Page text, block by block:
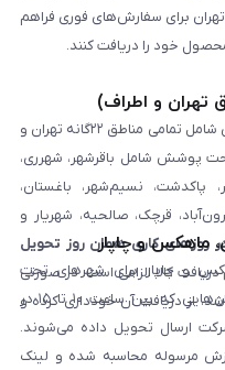
برای سفارش‌های فوری فراهم
خود را دریافت کنند.
تهران و اطراف)
ارسال از طریق پیک موتوری در گوشی آنلاین شامل تمامی مناطق ۲۲گانه تهران و
پوشش شامل باقرشهر، شهرری،
پاکدشت، نسیم‌شهر، باغستان،
قرچک، صالحیه، شهریار و
کاری همان روز تحویل
کالا الزامی است. در صورتی
از دریافت آن خودداری کرده و
ماهکس و چاپار
و چاپار برای شهرهای تحت
پوشش این شرکت‌ها فراهم است. سفارش‌هایی که بین ساعت ۱۰ تا ۱۵ در
ارسال تحویل داده می‌شوند.
مرسوله محاسبه شده و لینک